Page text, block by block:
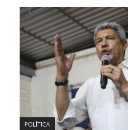
POLÍTICA